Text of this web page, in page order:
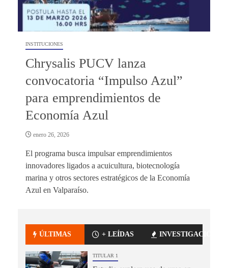
INSTITUCIONES
Chrysalis PUCV lanza
convocatoria “Impulso Azul”
para emprendimientos de
Economía Azul
enero 26, 2026
El programa busca impulsar emprendimientos
innovadores ligados a acuicultura, biotecnología
marina y otros sectores estratégicos de la Economía
Azul en Valparaíso.
ÚLTIMAS + LEÍDAS INVESTIGACIÓN
TITULAR 1